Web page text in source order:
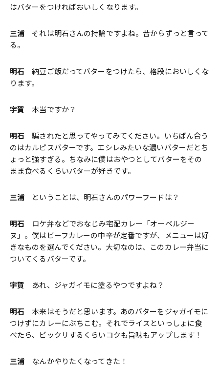
はバターをつければおいしくなります。
三浦 それは明石さんの持論ですよね。昔からずっと言って
る。
明石 納豆ご飯だってバターをつけたら、格段においしくな
ります。
宇賀 本当ですか？
明石 騙されたと思ってやってみてください。いちばん合う
のはカルピスバターです。エシレみたいな濃いバターだとち
ょっと強すぎる。ちなみに僕はおやつとしてバターをその
まま食べるくらいバターが好きです。
三浦 ということは、明石さんのパワーフードは？
明石 ロケ弁などでおなじみ宅配カレー「オーベルジー
ヌ」。僕はビーフカレーの中辛が定番ですが、メニューは好
きなものを選んでください。大切なのは、このカレー弁当に
ついてくるバターです。
宇賀 あれ、ジャガイモに塗るやつですよね？
明石 本来はそうだと思います。あのバターをジャガイモに
つけずにカレーにぶちこむ。それでライスといっしょに食
べたら、ビックリするくらいコクも旨味もアップします！
三浦 なんかやりたくなってきた！